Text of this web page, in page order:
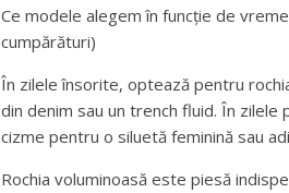
Ce modele alegem în funcție de
cumpărături)
În zilele însorite, optează pentru
din denim sau un trench fluid. În
cizme pentru o siluetă feminină sau
Rochia voluminoasă este piesă